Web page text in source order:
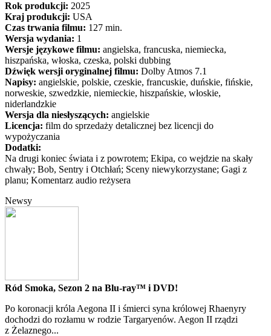
Rok produkcji: 2025
Kraj produkcji: USA
Czas trwania filmu: 127 min.
Wersja wydania: 1
Wersje językowe filmu: angielska, francuska, niemiecka,
hiszpańska, włoska, czeska, polski dubbing
Dźwięk wersji oryginalnej filmu: Dolby Atmos 7.1
Napisy: angielskie, polskie, czeskie, francuskie, duńskie, fińskie,
norweskie, szwedzkie, niemieckie, hiszpańskie, włoskie,
niderlandzkie
Wersja dla niesłyszących: angielskie
Licencja: film do sprzedaży detalicznej bez licencji do
wypożyczania
Dodatki:
Na drugi koniec świata i z powrotem; Ekipa, co wejdzie na skały
chwały; Bob, Sentry i Otchłań; Sceny niewykorzystane; Gagi z
planu; Komentarz audio reżysera
Newsy
Ród Smoka, Sezon 2 na Blu-ray™ i DVD!
Po koronacji króla Aegona II i śmierci syna królowej Rhaenyry
dochodzi do rozłamu w rodzie Targaryenów. Aegon II rządzi
z Żelaznego...